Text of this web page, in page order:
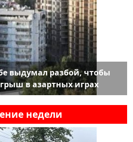
выдумал разбой, чтобы
в азартных играх
недели